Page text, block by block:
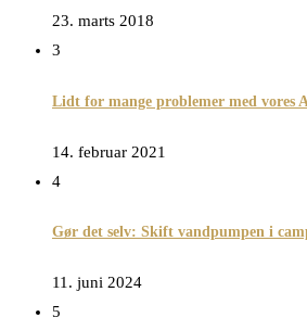
23. marts 2018
3
Lidt for mange problemer med vores
14. februar 2021
4
Gør det selv: Skift vandpumpen i
11. juni 2024
5